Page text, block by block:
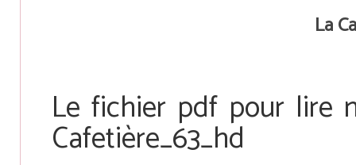
La
Le fichier pdf pour lire
Cafetière_63_hd